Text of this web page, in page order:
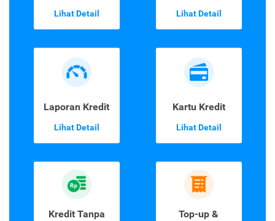
Lihat Detail Lihat Detail
Laporan Kredit
Lihat Detail
Kartu Kredit
Lihat Detail
Kredit Tanpa
Top-up &